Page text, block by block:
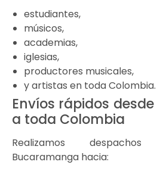
estudiantes,
músicos,
academias,
iglesias,
productores musicales,
y artistas en toda Colombia.
Envíos rápidos
a toda Colombia
Realizamos
Bucaramanga hacia: